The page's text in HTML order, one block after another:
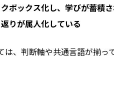
ボックス化し、学びが蓄積
りが属人化している
は、判断軸や共通言語が揃っ